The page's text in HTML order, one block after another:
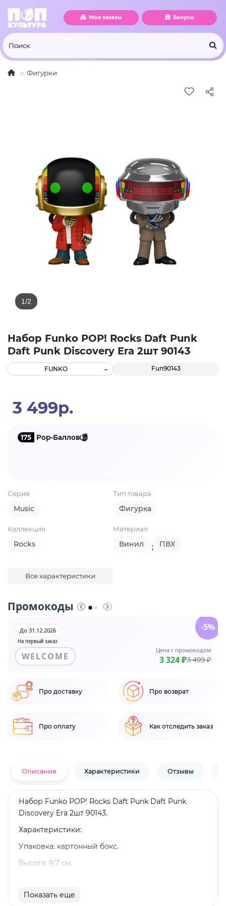
Мои заказы Бонусы
Фигурки
Набор Funko POP! Rocks Daft Punk
Daft Punk Discovery Era 2шт 90143
Fun90143
FUNKO
3 499р.
175 Pop-Баллов
Серия
Music
Тип товара
Фигурка
Коллекция
Rocks
Материал
Винил ; ПВХ
Все характеристики
Промокоды
На первый заказ
До 31.12.2026
WELCOME
Цена с промокодом
3 324 ₽3 499 ₽
-5%
Про доставку Про возврат
Про оплату Как отследить заказ
Описание Характеристики Отзывы
Набор Funko POP! Rocks Daft Punk Daft Punk
Discovery Era 2шт 90143.
Характеристики:
Упаковка: картонный бокс.
Высота: 9,7 см.
Оригинальный и официально лицензированный
Показать еще